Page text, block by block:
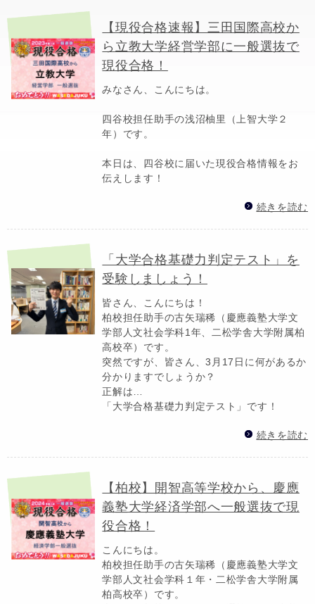
【現役合格速報】三田国際高校か
ら立教大学経営学部に一般選抜で
現役合格！
みなさん、こんにちは。
四谷校担任助手の浅沼柚里（上智大学２
年）です。
本日は、四谷校に届いた現役合格情報をお
伝えします！
続きを読む
「大学合格基礎力判定テスト」を
受験しましょう！
皆さん、こんにちは！
柏校担任助手の古矢瑞稀（慶應義塾大学文
学部人文社会学科1年、二松学舎大学附属柏
高校卒）です。
突然ですが、皆さん、3月17日に何があるか
分かりますでしょうか？
正解は…
「大学合格基礎力判定テスト」です！
続きを読む
【柏校】開智高等学校から、慶應
義塾大学経済学部へ一般選抜で現
役合格！
こんにちは。
柏校担任助手の古矢瑞稀（慶應義塾大学文
学部人文社会学科１年・二松学舎大学附属
柏高校卒）です。